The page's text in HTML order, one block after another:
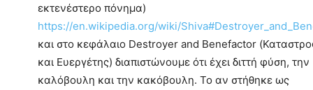
εκτενέστερο πόνημα)
https://en.wikipedia.org/wiki/
και στο κεφάλαιο Destroyer and Benefactor
και Eυεργέτης) διαπιστώνουμε ότι έχει διττή φύση, την
καλόβουλη και την κακόβουλη. Το αν στήθηκε ως